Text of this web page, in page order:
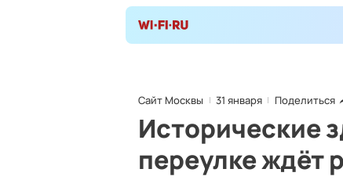
Сайт Москвы 31 января Поделиться
Исторические
переулке ждёт